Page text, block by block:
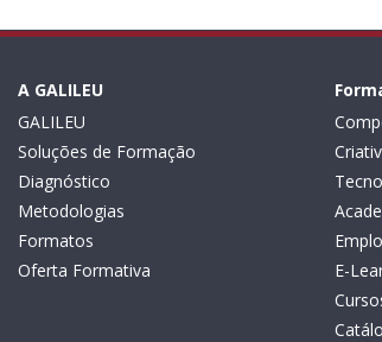
A GALILEU
GALILEU
Soluções de Formação
Diagnóstico
Metodologias
Formatos
Oferta Formativa
E-